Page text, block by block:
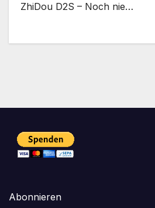
ZhiDou D2S – Noch nie…
Abonnieren